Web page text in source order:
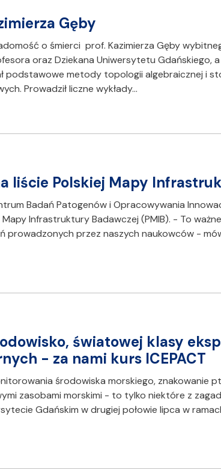
Gęby
o śmierci prof. Kazimierza Gęby
oraz Dziekana Uniwersytetu Gdańskiego,
podstawowe metody topologii algebraicznej i
Prowadził liczne wykłady…
liście Polskiej Mapy
Badań Patogenów i Opracowywania
Infrastruktury Badawczej (PMIB). - To
prowadzonych przez naszych naukowców -
światowej klasy
- za nami kurs ICEPACT
środowiska morskiego, znakowanie
zasobami morskimi - to tylko niektóre z
Gdańskim w drugiej połowie lipca w